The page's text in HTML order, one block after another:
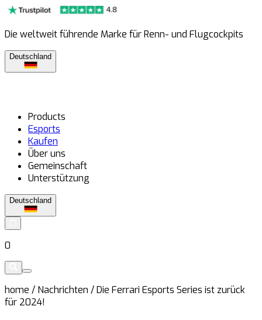
Die weltweit führende Marke für Renn- und Flugcockpits
Deutschland
Products
Esports
Kaufen
Über uns
Gemeinschaft
Unterstützung
Deutschland
0
home / Nachrichten /Die Ferrari Esports Series ist zurück
für 2024!